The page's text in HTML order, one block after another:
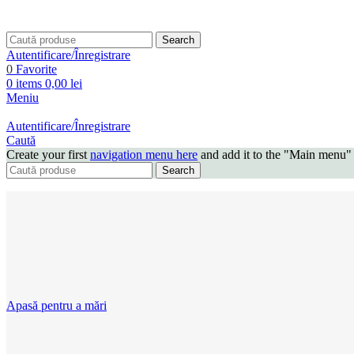
Search
Autentificare/Înregistrare
0 Favorite
0 items 0,00 lei
Meniu
Autentificare/Înregistrare
Caută
Create your first navigation menu here and add it to the "Main menu"
Search
Apasă pentru a mări